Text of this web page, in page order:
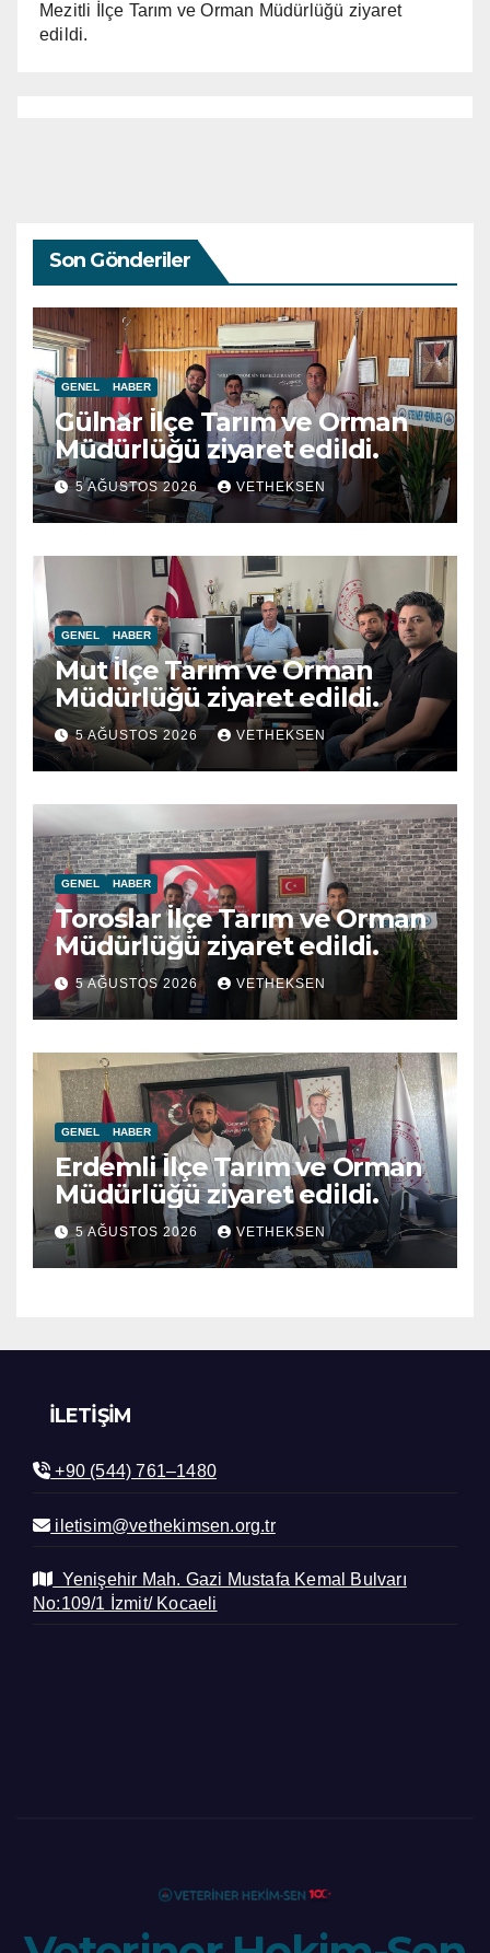
Mezitli İlçe Tarım ve Orman Müdürlüğü ziyaret
edildi.
Son Gönderiler
GENEL HABER
Gülnar İlçe Tarım ve Orman
Müdürlüğü ziyaret edildi.
5 AĞUSTOS 2026 VETHEKSEN
GENEL HABER
Mut İlçe Tarım ve Orman
Müdürlüğü ziyaret edildi.
5 AĞUSTOS 2026 VETHEKSEN
GENEL HABER
Toroslar İlçe Tarım ve Orman
Müdürlüğü ziyaret edildi.
5 AĞUSTOS 2026 VETHEKSEN
GENEL HABER
Erdemli İlçe Tarım ve Orman
Müdürlüğü ziyaret edildi.
5 AĞUSTOS 2026 VETHEKSEN
İLETIŞIM
+90 (544) 761–1480
iletisim@vethekimsen.org.tr
Yenişehir Mah. Gazi Mustafa Kemal Bulvarı
No:109/1 İzmit/ Kocaeli